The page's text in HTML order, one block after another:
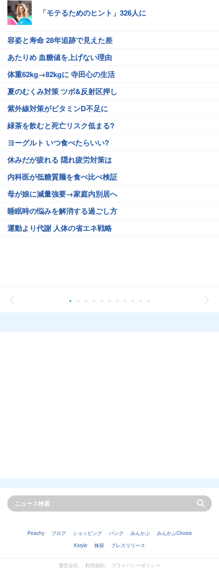
「モテるためのヒント」326人に
容姿と寿命 28年追跡で見えた差
あたりめ 血糖値を上げない理由
体重62kg→82kgに 寺田心の生活
夏のむくみ対策 ツボ&反射区押し
紫外線対策がビタミンD不足に
緑茶を飲むと死亡リスク低まる?
ヨーグルト いつ食べたらいい?
休みだが疲れる 隠れ疲労対策は
内科医が低糖質麺を食べ比べ検証
母が娘に減量強要→家庭内別居へ
睡眠時の悩みを解消する過ごし方
運動より代謝 人体の省エネ戦略
Peachy ブログ ショッピング バンク みんかぶ
みんかぶChoice
Kstyle
株探 プレスリリース
運営会社 利用規約 プライバシーポリシー